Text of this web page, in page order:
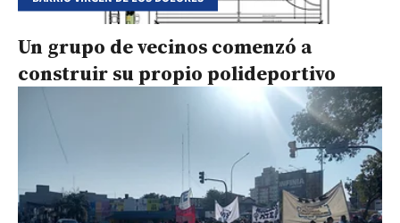
Un grupo de vecinos comenzó a
construir su propio polideportivo